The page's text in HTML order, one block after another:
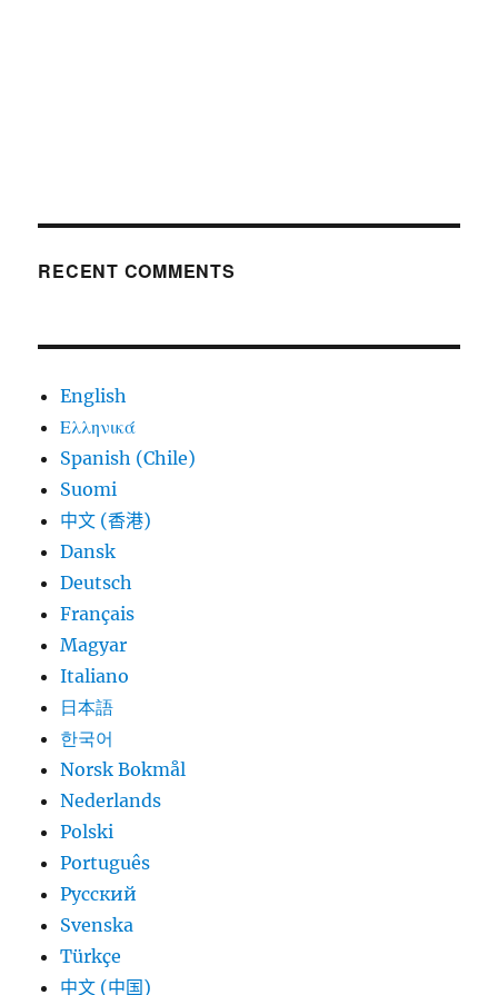
RECENT COMMENTS
English
Ελληνικά
Spanish (Chile)
Suomi
中文 (香港)
Dansk
Deutsch
Français
Magyar
Italiano
日本語
한국어
Norsk Bokmål
Nederlands
Polski
Português
Русский
Svenska
Türkçe
中文 (中国)